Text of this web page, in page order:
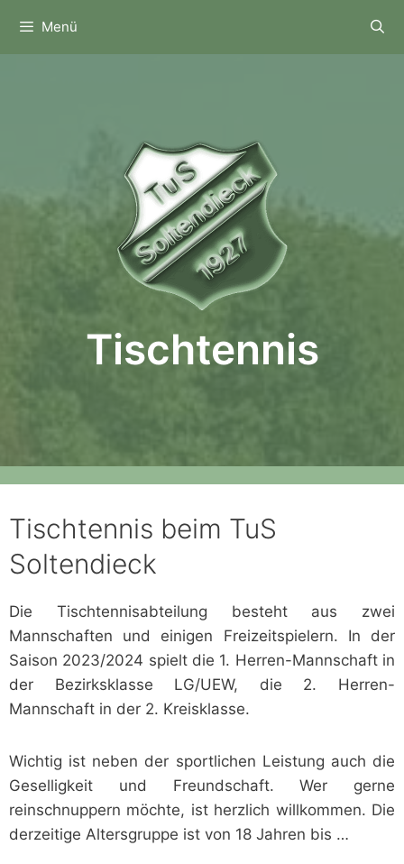
Inhalt
springen
Menü
Tischtennis
Tischtennis beim TuS
Soltendieck
Die Tischtennisabteilung besteht aus zwei
Mannschaften und einigen Freizeitspielern. In der
Saison 2023/2024 spielt die 1. Herren-Mannschaft in
der Bezirksklasse LG/UEW, die 2. Herren-
Mannschaft in der 2. Kreisklasse.
Wichtig ist neben der sportlichen Leistung auch die
Geselligkeit und Freundschaft. Wer gerne
reinschnuppern möchte, ist herzlich willkommen. Die
derzeitige Altersgruppe ist von 18 Jahren bis …